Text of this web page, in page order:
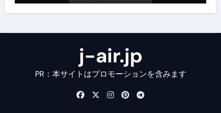
j-air.jp
PR：本サイトはプロモーションを含みます